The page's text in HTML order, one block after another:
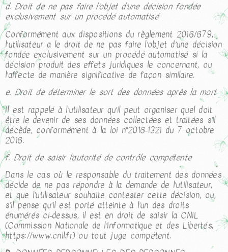
d. Droit de ne pas faire l’objet d’une décision fondée
exclusivement sur un procédé automatisé
Conformément aux dispositions du règlement 2016/679,
l’utilisateur a le droit de ne pas faire l’objet d’une décision
fondée exclusivement sur un procédé automatisé si la
décision produit des effets juridiques le concernant, ou
l’affecte de manière significative de façon similaire.
e. Droit de déterminer le sort des données après la mort
Il est rappelé à l’utilisateur qu’il peut organiser quel doit
être le devenir de ses données collectées et traitées s’il
décède, conformément à la loi n°2016-1321 du 7 octobre
2016.
f. Droit de saisir l’autorité de contrôle compétente
Dans le cas où le responsable du traitement des données
décide de ne pas répondre à la demande de l’utilisateur,
et que l’utilisateur souhaite contester cette décision, ou,
s’il pense qu’il est porté atteinte à l’un des droits
énumérés ci-dessus, il est en droit de saisir la CNIL
(Commission Nationale de l’Informatique et des Libertés,
https://www.cnil.fr) ou tout juge compétent.